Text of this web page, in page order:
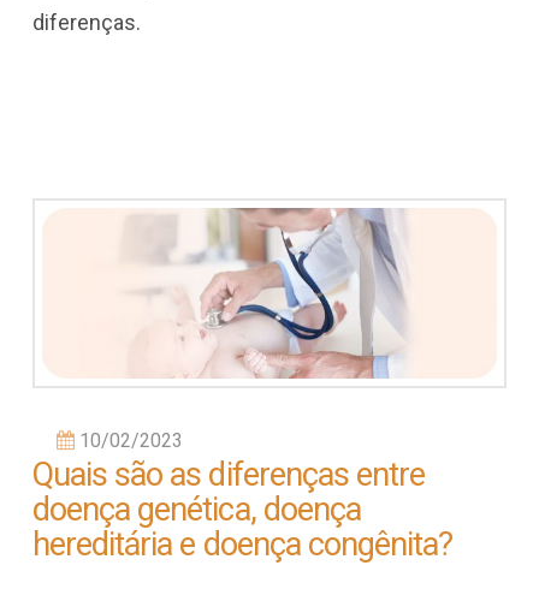
diferenças.
10/02/2023
Quais são as diferenças entre
doença genética, doença
hereditária e doença congênita?